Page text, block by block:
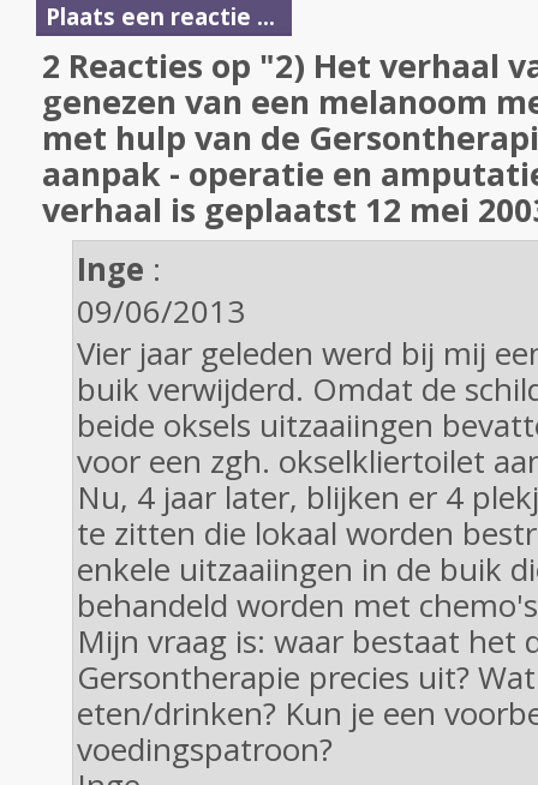
Plaats een reactie ...
2 Reacties op "2) Het verhaal
genezen van een melanoom
met hulp van de
aanpak - operatie en
verhaal is geplaatst 12 mei
Inge :
09/06/2013
Vier jaar geleden werd bij mij
buik verwijderd. Omdat de
beide oksels uitzaaiingen
voor een zgh. okselkliertoilet
Nu, 4 jaar later, blijken er 4
te zitten die lokaal worden
enkele uitzaaiingen in de buik
behandeld worden met
Mijn vraag is: waar bestaat het
Gersontherapie precies uit?
eten/drinken? Kun je een
voedingspatroon?